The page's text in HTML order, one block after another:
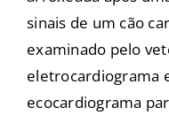
sinais de um cão
examinado pelo
eletrocardiograma
ecocardiograma